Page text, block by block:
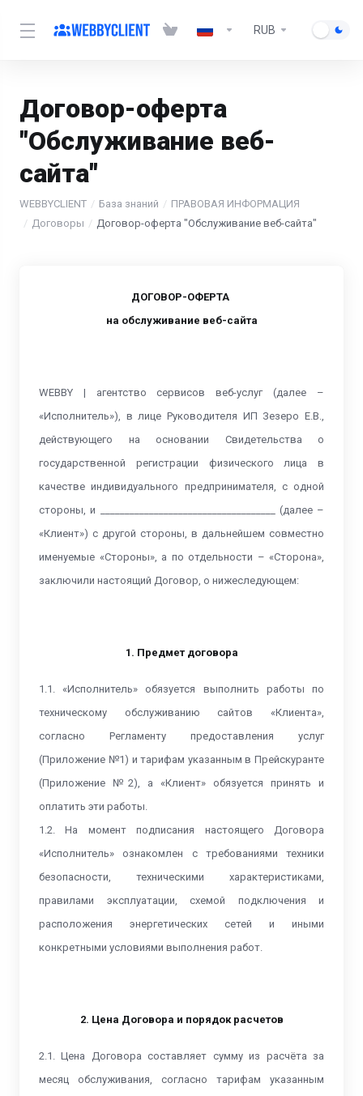
RUB
Договор-оферта
"Обслуживание веб-
сайта"
WEBBYCLIENT База знаний
ПРАВОВАЯ ИНФОРМАЦИЯ
Договоры
Договор-оферта "Обслуживание веб-сайта"
ДОГОВОР-ОФЕРТА
на обслуживание веб-сайта
WEBBY | агентство сервисов веб-услуг (далее –
«Исполнитель»), в лице Руководителя ИП Зезеро Е.В.,
действующего на основании Свидетельства о
государственной регистрации физического лица в
качестве индивидуального предпринимателя, с одной
стороны, и ____________________________________ (далее –
«Клиент») с другой стороны, в дальнейшем совместно
именуемые «Стороны», а по отдельности – «Сторона»,
заключили настоящий Договор, о нижеследующем:
1. Предмет договора
1.1. «Исполнитель» обязуется выполнить работы по
техническому обслуживанию сайтов «Клиента»,
согласно Регламенту предоставления услуг
(Приложение №1) и тарифам указанным в Прейскуранте
(Приложение №2), а «Клиент» обязуется принять и
оплатить эти работы.
1.2. На момент подписания настоящего Договора
«Исполнитель» ознакомлен с требованиями техники
безопасности, техническими характеристиками,
правилами эксплуатации, схемой подключения и
расположения энергетических сетей и иными
конкретными условиями выполнения работ.
2. Цена Договора и порядок расчетов
2.1. Цена Договора составляет сумму из расчёта за
месяц обслуживания, согласно тарифам указанным